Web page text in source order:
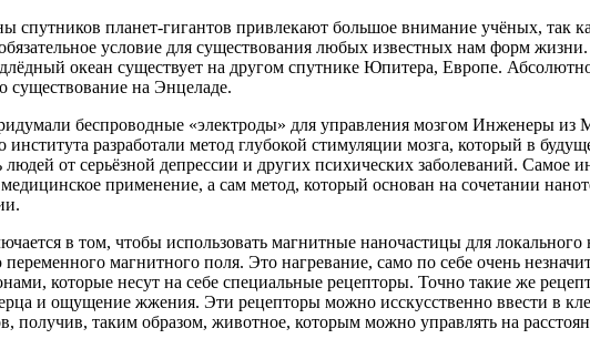
спутников планет-гигантов привлекают большое внимание учёных, так
условие для существования любых известных нам форм
океан существует на другом спутнике Юпитера, Европе.
существование на Энцеладе.
беспроводные «электроды» для управления мозгом Инженеры из
института разработали метод глубокой стимуляции мозга, который в
людей от серьёзной депрессии и других психических заболеваний. Самое
применение, а сам метод, который основан на сочетании
в том, чтобы использовать магнитные наночастицы для локального
магнитного поля. Это нагревание, само по себе очень
которые несут на себе специальные рецепторы. Точно такие же
и ощущение жжения. Эти рецепторы можно исскусственно ввести в
получив, таким образом, животное, которым можно управлять на